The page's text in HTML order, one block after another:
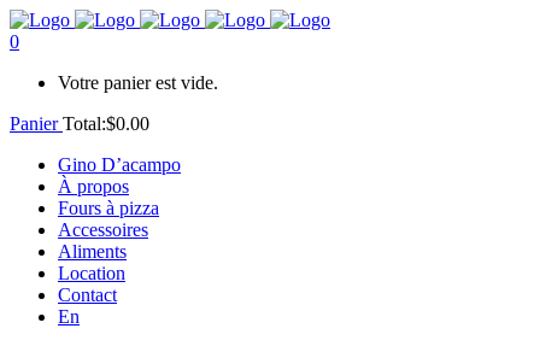
0
Votre panier est vide.
PanierTotal:$0.00
Gino D’acampo
À propos
Fours à pizza
Accessoires
Aliments
Location
Contact
En